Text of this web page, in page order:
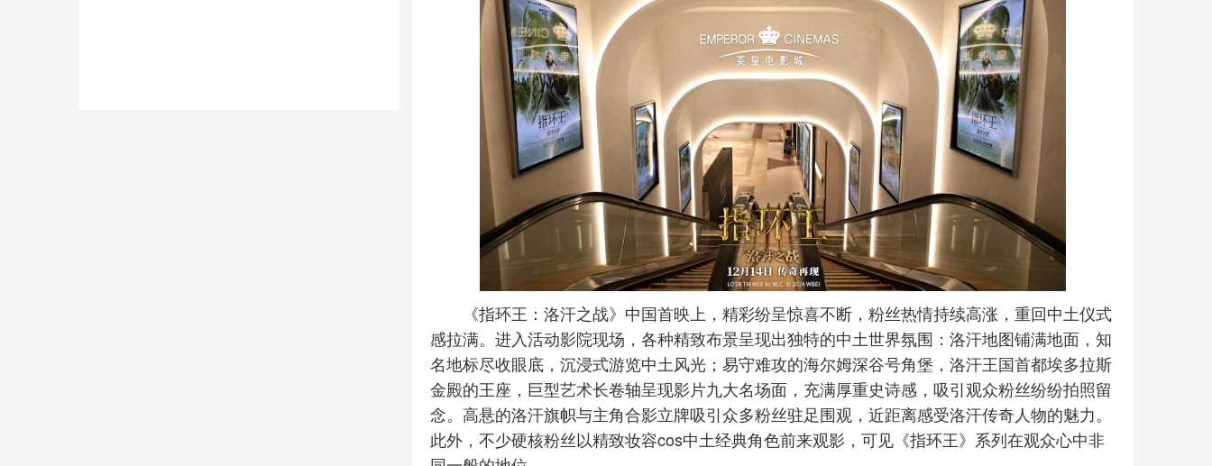
《指环王：洛汗之战》中国首映上，精彩纷呈惊喜不断，粉丝热情持续高涨，重回中土仪式
感拉满。进入活动影院现场，各种精致布景呈现出独特的中土世界氛围：洛汗地图铺满地面，知
名地标尽收眼底，沉浸式游览中土风光；易守难攻的海尔姆深谷号角堡，洛汗王国首都埃多拉斯
金殿的王座，巨型艺术长卷轴呈现影片九大名场面，充满厚重史诗感，吸引观众粉丝纷纷拍照留
念。高悬的洛汗旗帜与主角合影立牌吸引众多粉丝驻足围观，近距离感受洛汗传奇人物的魅力。
此外，不少硬核粉丝以精致妆容cos中土经典角色前来观影，可见《指环王》系列在观众心中非